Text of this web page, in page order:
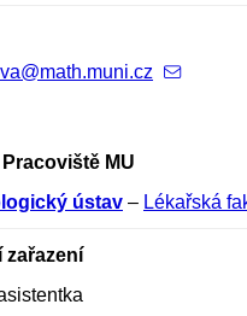
Pracoviště MU
ústav – Lékařská
zařazení